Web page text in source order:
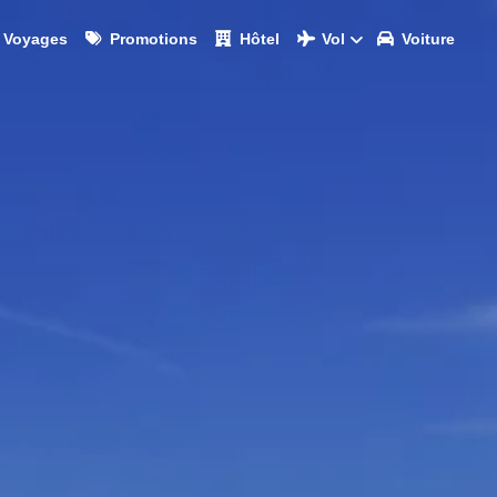
Voyages Promotions Hôtel Vol Voiture